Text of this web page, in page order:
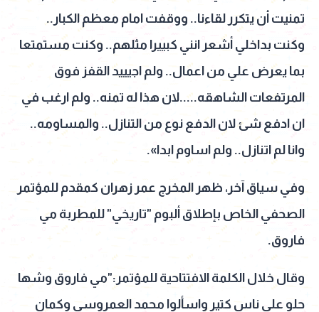
تمنيت أن يتكرر لقاءنا.. ووقفت امام معظم الكبار..
وكنت بداخلي أشعر انني كبييرا مثلهم.. وكنت مستمتعا
بما يعرض علي من اعمال.. ولم اجيييد القفز فوق
المرتفعات الشاهقه.....لان هذا له تمنه.. ولم ارغب في
ان ادفع شئ لان الدفع نوع من التنازل.. والمساومه..
وانا لم اتنازل.. ولم اساوم ابدا».
وفي سياق آخر، ظهر المخرج عمر زهران كمقدم للمؤتمر
الصحفي الخاص بإطلاق ألبوم "تاريخي" للمطربة مي
فاروق.
وقال خلال الكلمة الافتتاحية للمؤتمر:"مي فاروق وشها
حلو على ناس كتير واسألوا محمد العمروسي وكمان